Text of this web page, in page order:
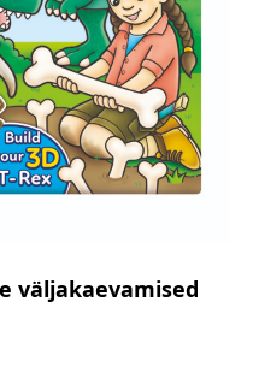
väljakaevamised